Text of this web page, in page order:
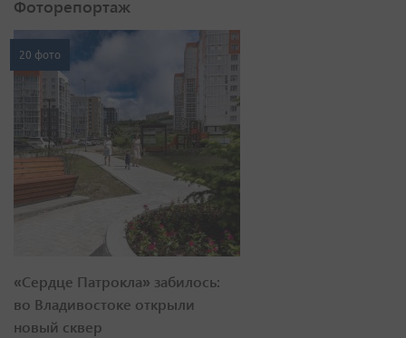
Фоторепортаж
20 фото
«Сердце Патрокла» забилось:
во Владивостоке открыли
новый сквер